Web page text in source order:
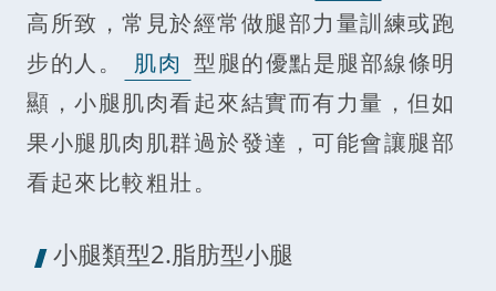
高所致，常見於經常做腿部力量訓練或跑
步的人。
肌肉 型腿的優點是腿部線條明
顯，小腿肌肉看起來結實而有力量，但如
果小腿肌肉肌群過於發達，可能會讓腿部
看起來比較粗壯。
小腿類型2.脂肪型小腿